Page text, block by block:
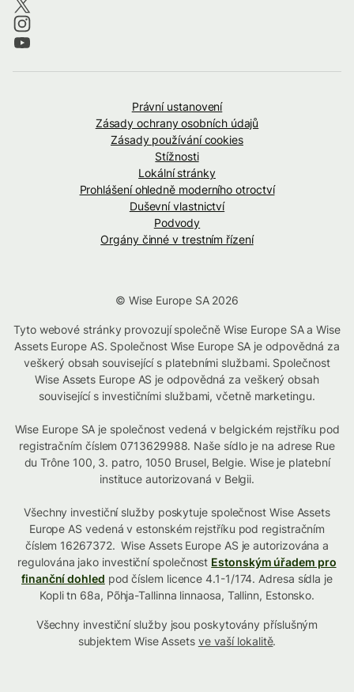
Právní ustanovení
Zásady ochrany osobních údajů
Zásady používání cookies
Stížnosti
Lokální stránky
Prohlášení ohledně moderního otroctví
Duševní vlastnictví
Podvody
Orgány činné v trestním řízení
© Wise Europe SA 2026
Tyto webové stránky provozují společně Wise Europe SA a Wise
Assets Europe AS. Společnost Wise Europe SA je odpovědná za
veškerý obsah související s platebními službami. Společnost
Wise Assets Europe AS je odpovědná za veškerý obsah
související s investičními službami, včetně marketingu.
Wise Europe SA je společnost vedená v belgickém rejstříku pod
registračním číslem 0713629988. Naše sídlo je na adrese Rue
du Trône 100, 3. patro, 1050 Brusel, Belgie. Wise je platební
instituce autorizovaná v Belgii.
Všechny investiční služby poskytuje společnost Wise Assets
Europe AS vedená v estonském rejstříku pod registračním
číslem 16267372. Wise Assets Europe AS je autorizována a
regulována jako investiční společnost Estonským úřadem pro
finanční dohled pod číslem licence 4.1-1/174. Adresa sídla je
Kopli tn 68a, Põhja-Tallinna linnaosa, Tallinn, Estonsko.
Všechny investiční služby jsou poskytovány příslušným
subjektem Wise Assets ve vaší lokalitě.